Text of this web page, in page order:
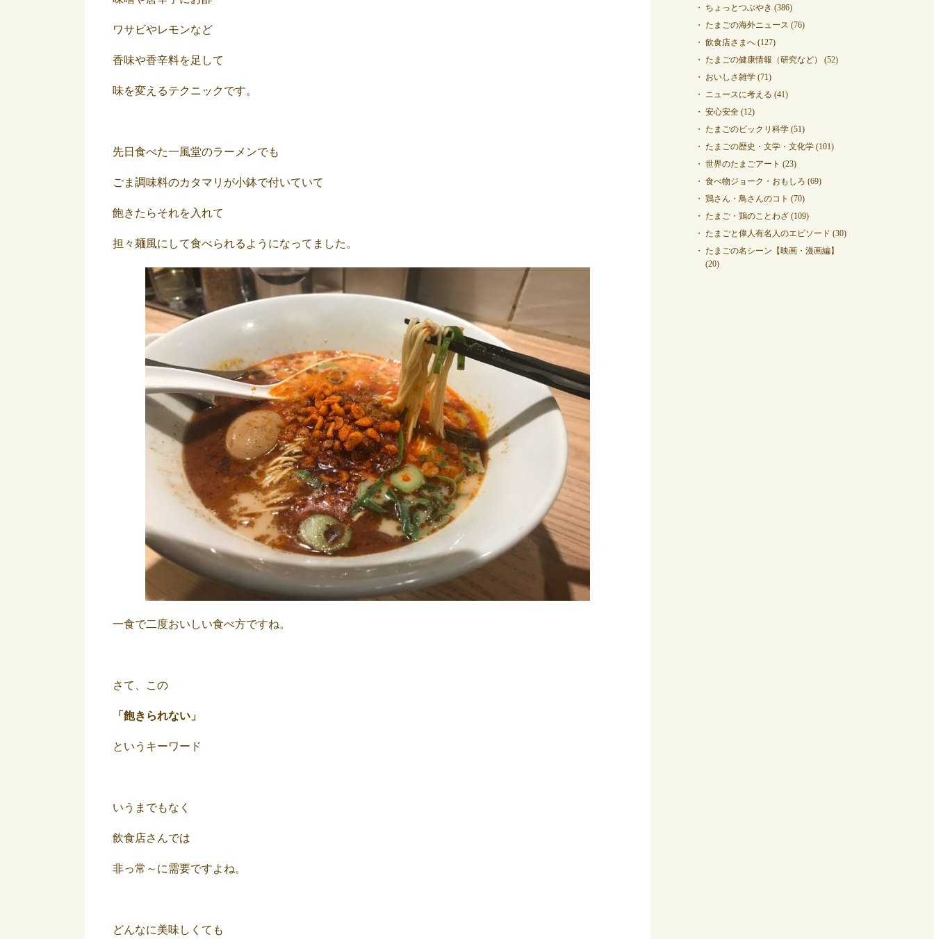
ワサビやレモンなど
香味や香辛料を足して
味を変えるテクニックです。
先日食べた一風堂のラーメンでも
ごま調味料のカタマリが小鉢で付いていて
飽きたらそれを入れて
担々麺風にして食べられるようになってました。
一食で二度おいしい食べ方ですね。
さて、この
「飽きられない」
というキーワード
いうまでもなく
飲食店さんでは
非っ常～に需要ですよね。
どんなに美味しくても
ちょっとつぶやき (386)
たまごの海外ニュース (76)
飲食店さまへ (127)
たまごの健康情報（研究など）
(52)
おいしさ雑学 (71)
ニュースに考える (41)
安心安全 (12)
たまごのビックリ科学 (51)
たまごの歴史・文学・文化学 (101)
世界のたまごアート (23)
食べ物ジョーク・おもしろ (69)
鶏さん・鳥さんのコト (70)
たまご・鶏のことわざ (109)
たまごと偉人有名人のエピソード (30)
たまごの名シーン【映画・漫画編】
(20)